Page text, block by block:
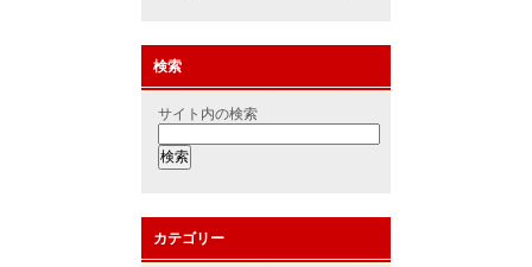
検索
サイト内の検索
カテゴリー